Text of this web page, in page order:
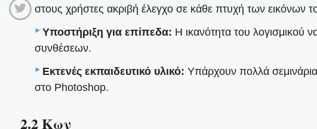
στους χρήστες ακριβή έλεγχο σε κάθε πτυχή των εικόνων
Υποστήριξη για επίπεδα: Η ικανότητα του λογισμικού
συνθέσεων.
Εκτενές εκπαιδευτικό υλικό: Υπάρχουν πολλά σεμινάρια
στο Photoshop.
2.2 Κων